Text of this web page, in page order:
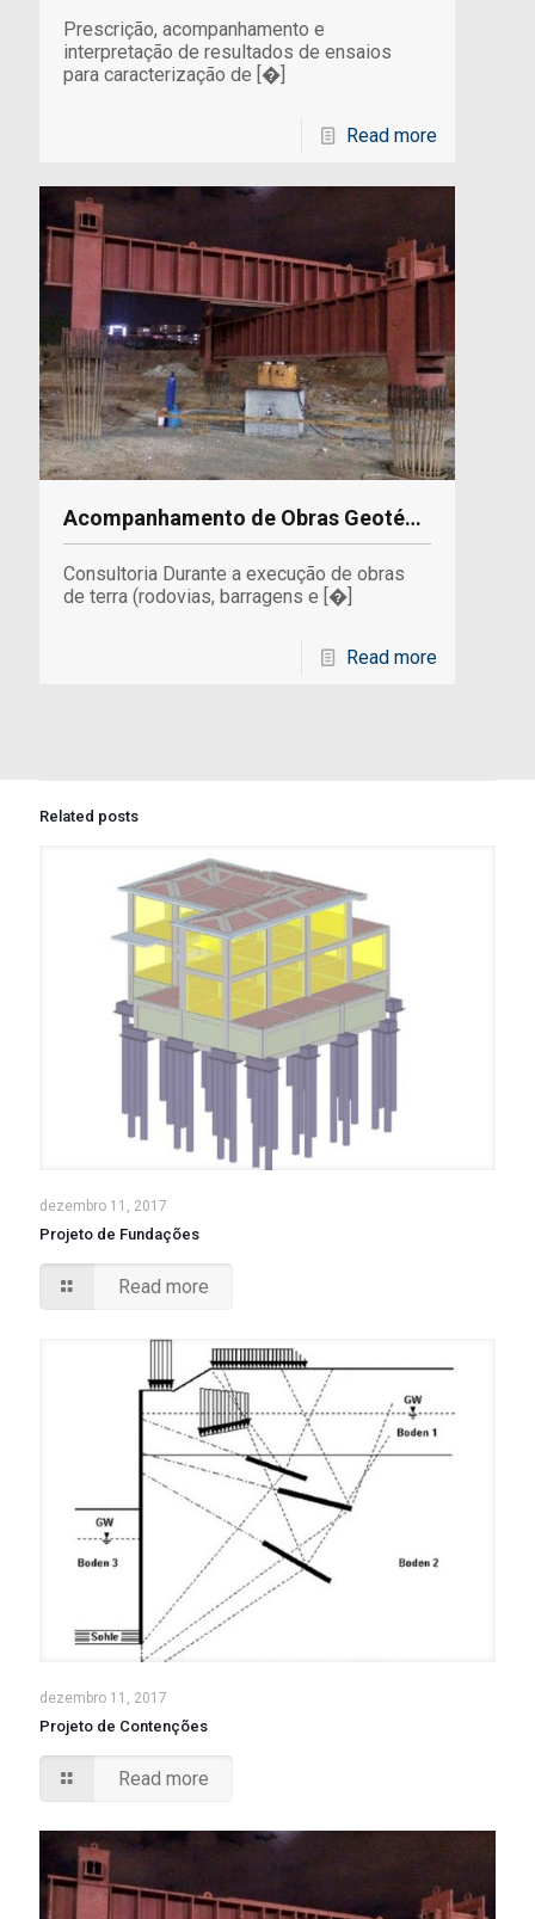
Prescrição, acompanhamento e
interpretação de resultados de ensaios
para caracterização de [�]
Read more
Acompanhamento de Obras Geotécnicas
Consultoria Durante a execução de obras
de terra (rodovias, barragens e [�]
Read more
Related posts
dezembro 11, 2017
Projeto de Fundações
Read more
dezembro 11, 2017
Projeto de Contenções
Read more